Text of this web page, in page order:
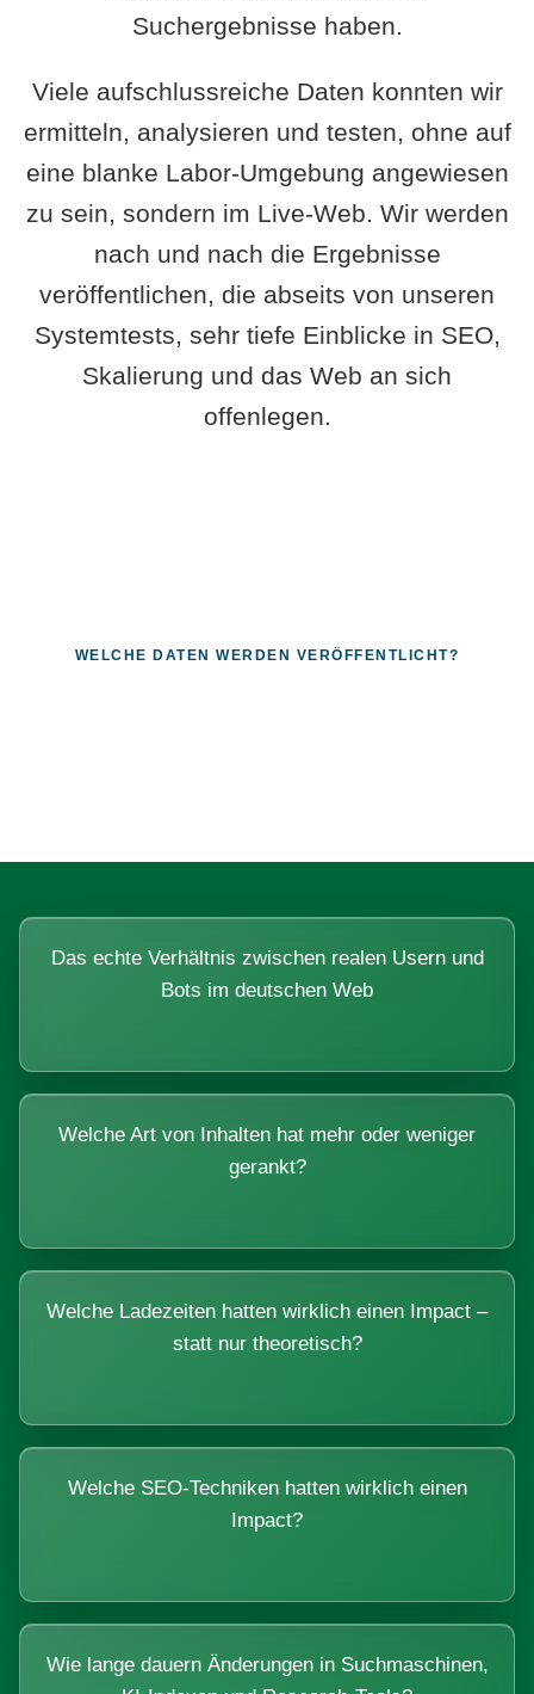
Suchergebnisse haben.
Viele aufschlussreiche Daten konnten wir
ermitteln, analysieren und testen, ohne auf
eine blanke Labor-Umgebung angewiesen
zu sein, sondern im Live-Web. Wir werden
nach und nach die Ergebnisse
veröffentlichen, die abseits von unseren
Systemtests, sehr tiefe Einblicke in SEO,
Skalierung und das Web an sich
offenlegen.
WELCHE DATEN WERDEN VERÖFFENTLICHT?
Das echte Verhältnis zwischen realen Usern und
Bots im deutschen Web
Welche Art von Inhalten hat mehr oder weniger
gerankt?
Welche Ladezeiten hatten wirklich einen Impact –
statt nur theoretisch?
Welche SEO-Techniken hatten wirklich einen
Impact?
Wie lange dauern Änderungen in Suchmaschinen,